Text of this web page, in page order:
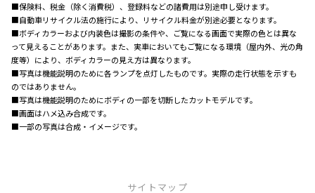
■保険料、税金（除く消費税）、登録料などの諸費用は別途申し受けます。
■自動車リサイクル法の施行により、リサイクル料金が別途必要となります。
■ボディカラーおよび内装色は撮影の条件や、ご覧になる画面で実際の色とは異な
って見えることがあります。また、実車においてもご覧になる環境（屋内外、光の角
度等）により、ボディカラーの見え方は異なります。
■写真は機能説明のために各ランプを点灯したものです。実際の走行状態を示すも
のではありません。
■写真は機能説明のためにボディの一部を切断したカットモデルです。
■画面はハメ込み合成です。
■一部の写真は合成・イメージです。
サイトマップ